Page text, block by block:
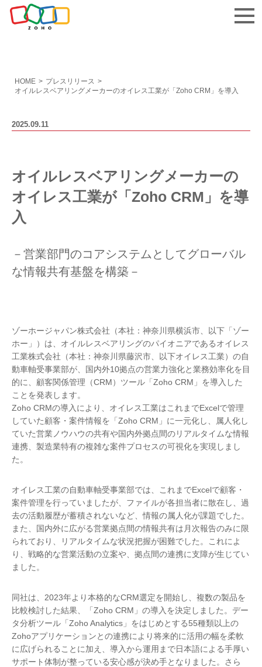
お問い合わせ
HOME > プレスリリース >
オイルレスベアリングメーカーのオイレス工業が「Zoho CRM」を導入
2025.09.11
オイルレスベアリングメーカーの
オイレス工業が「Zoho CRM」を導
入
－営業部門のコアシステムとしてグローバル
な情報共有基盤を構築－
ゾーホージャパン株式会社（本社：神奈川県横浜市、以下「ゾー
ホー」）は、オイルレスベアリングのパイオニアであるオイレス
工業株式会社（本社：神奈川県藤沢市、以下オイレス工業）の自
動車軸受事業部が、国内外10拠点の営業力強化と業務効率化を目
的に、顧客関係管理（CRM）ツール「Zoho CRM」を導入した
ことを発表します。
Zoho CRMの導入により、オイレス工業はこれまでExcelで管理
していた顧客・案件情報を「Zoho CRM」に一元化し、属人化し
ていた営業ノウハウの共有や国内外拠点間のリアルタイムな情報
連携、製造業特有の複雑な案件プロセスの可視化を実現しまし
た。
オイレス工業の自動車軸受事業部では、これまでExcelで顧客・
案件管理を行っていましたが、ファイルが各担当者に散在し、過
去の活動履歴が蓄積されないなど、情報の属人化が課題でした。
また、国内外に広がる営業拠点間の情報共有は月次報告のみに限
られており、リアルタイムな状況把握が困難でした。これによ
り、戦略的な営業活動の立案や、拠点間の連携に支障が生じてい
ました。
同社は、2023年より本格的なCRM選定を開始し、複数の製品を
比較検討した結果、「Zoho CRM」の導入を決定しました。デー
タ分析ツール「Zoho Analytics」をはじめとする55種類以上の
Zohoアプリケーションとの連携により将来的に活用の幅を柔軟
に広げられることに加え、導入から運用まで日本語による手厚い
サポート体制が整っている安心感が決め手となりました。さら